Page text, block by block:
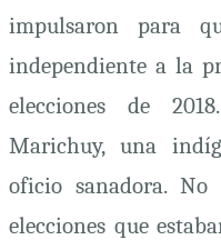
impulsaron para
independiente a la
elecciones de
Marichuy, una
oficio sanadora.
elecciones que